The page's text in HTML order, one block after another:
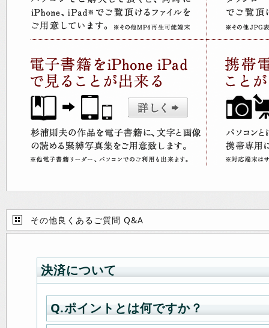
その他良くあるご質問 Q&A
決済について
Q.ポイントとは何ですか？